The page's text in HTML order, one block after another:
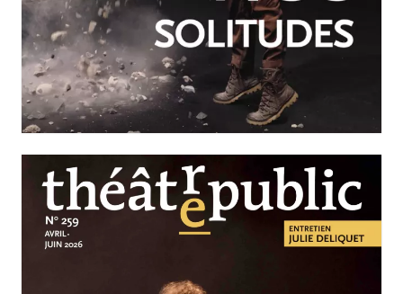
JUILLET-SEPTEMBRE 2026
N°260
Nos solitudes